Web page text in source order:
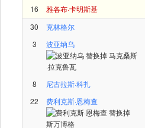
16 雅各布·卡明斯基
30
克林格尔
3
波亚纳乌
8
尼古拉斯·科扎
22
费利克斯·恩梅查